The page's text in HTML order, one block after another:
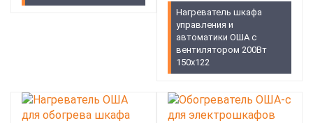
Нагреватель шкафа
управления и
автоматики ОША с
вентилятором 200Вт
150х122